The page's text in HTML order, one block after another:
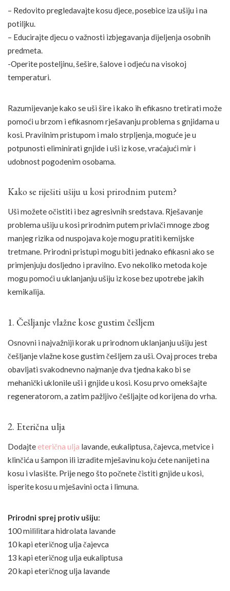
– Redovito pregledavajte kosu djece, posebice iza ušiju i na
potiljku.
– Educirajte djecu o važnosti izbjegavanja dijeljenja osobnih
predmeta.
-Operite posteljinu, šešire, šalove i odjeću na visokoj
temperaturi.
Razumijevanje kako se uši šire i kako ih efikasno tretirati može
pomoći u brzom i efikasnom rješavanju problema s gnjidama u
kosi. Pravilnim pristupom i malo strpljenja, moguće je u
potpunosti eliminirati gnjide i uši iz kose, vraćajući mir i
udobnost pogođenim osobama.
Kako se riješiti ušiju u kosi prirodnim putem?
Uši možete očistiti i bez agresivnih sredstava. Rješavanje
problema ušiju u kosi prirodnim putem privlači mnoge zbog
manjeg rizika od nuspojava koje mogu pratiti kemijske
tretmane. Prirodni pristupi mogu biti jednako efikasni ako se
primjenjuju dosljedno i pravilno. Evo nekoliko metoda koje
mogu pomoći u uklanjanju ušiju iz kose bez upotrebe jakih
kemikalija.
1. Češljanje vlažne kose gustim češljem
Osnovni i najvažniji korak u prirodnom uklanjanju ušiju jest
češljanje vlažne kose gustim češljem za uši. Ovaj proces treba
obavljati svakodnevno najmanje dva tjedna kako bi se
mehanički uklonile uši i gnjide u kosi. Kosu prvo omekšajte
regeneratorom, a zatim pažljivo češljajte od korijena do vrha.
2. Eterična ulja
Dodajteeterična ulja lavande, eukaliptusa, čajevca, metvice i
klinčića u šampon ili izradite mješavinu koju ćete nanijeti na
kosu i vlasište. Prije nego što počnete čistiti gnjide u kosi,
isperite kosu u mješavini octa i limuna.
Prirodni sprej protiv ušiju:
100 mililitara hidrolata lavande
10 kapi eteričnog ulja čajevca
13 kapi eteričnog ulja eukaliptusa
20 kapi eteričnog ulja lavande